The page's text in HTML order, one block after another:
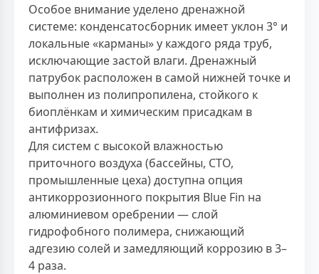
Особое внимание уделено дренажной
системе: конденсатосборник имеет уклон 3° и
локальные «карманы» у каждого ряда труб,
исключающие застой влаги. Дренажный
патрубок расположен в самой нижней точке и
выполнен из полипропилена, стойкого к
биоплёнкам и химическим присадкам в
антифризах.
Для систем с высокой влажностью
приточного воздуха (бассейны, СТО,
промышленные цеха) доступна опция
антикоррозионного покрытия Blue Fin на
алюминиевом оребрении — слой
гидрофобного полимера, снижающий
адгезию солей и замедляющий коррозию в 3–
4 раза.